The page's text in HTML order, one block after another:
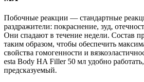
Побочные реакции — стандартные
раздражители: покраснение, зуд,
Они спадают в течение недели. Состав
таким образом, чтобы обеспечить
свойства гомогенности и
esta Body HA Filler 50 мл удобно работать,
предсказуемый.